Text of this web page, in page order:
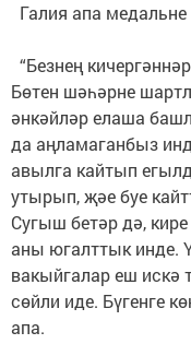
Галия апа
“Безнең
Бөтен шәһәрне
әнкәйләр елаша
да аңламаганбыз
авылга кайтып
утырып, җәе буе
Сугыш бетәр дә,
аны югалттык инде.
вакыйгалар еш
сөйли иде. Бүгенге
апа.